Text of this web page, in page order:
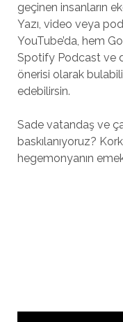
geçinen insanların
Yazı, video veya
YouTube’da, hem
Spotify Podcast ve
önerisi olarak
edebilirsin.
Sade vatandaş ve
baskılanıyoruz?
hegemonyanın